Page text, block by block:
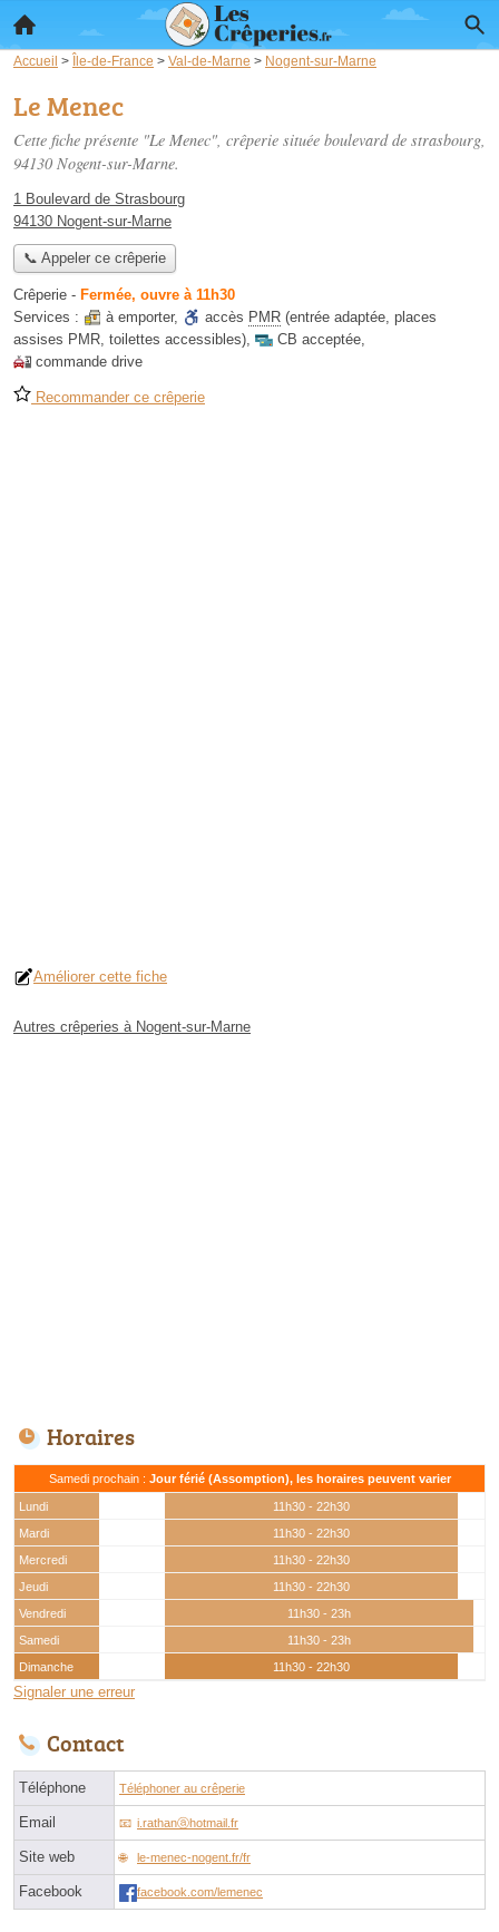
Accueil > Île-de-France > Val-de-Marne > Nogent-sur-Marne
Le Menec
Cette fiche présente "Le Menec", crêperie située boulevard de strasbourg,
94130 Nogent-sur-Marne.
1 Boulevard de Strasbourg
94130 Nogent-sur-Marne
📞 Appeler ce crêperie
Crêperie - Fermée, ouvre à 11h30
Services :
à emporter, accès PMR (entrée adaptée, places
assises PMR, toilettes accessibles), CB acceptée,
commande drive
Recommander ce crêperie
Améliorer cette fiche
Autres crêperies à Nogent-sur-Marne
Horaires
Samedi prochain : Jour férié (Assomption), les horaires peuvent varier
Lundi
11h30 - 22h30
Mardi
11h30 - 22h30
Mercredi
11h30 - 22h30
Jeudi
11h30 - 22h30
Vendredi
11h30 - 23h
Samedi
11h30 - 23h
Dimanche
11h30 - 22h30
Signaler une erreur
Contact
Téléphone Téléphoner au crêperie
Email i.rathanⓐhotmail.fr
Site web le-menec-nogent.fr/fr
Facebook facebook.com/lemenec